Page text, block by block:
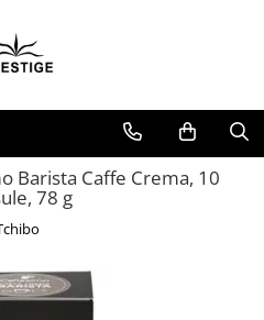
Barista Caffe Crema, 10
78 g